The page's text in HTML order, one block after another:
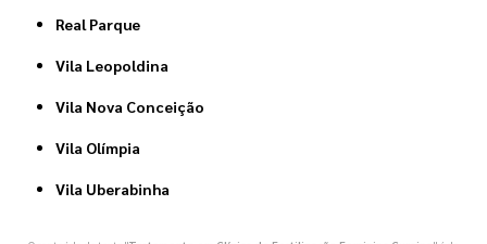
Real Parque
Vila Leopoldina
Vila Nova Conceição
Vila Olímpia
Vila Uberabinha